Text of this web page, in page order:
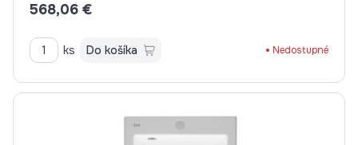
568,06 €
ks Do košíka Nedostupné